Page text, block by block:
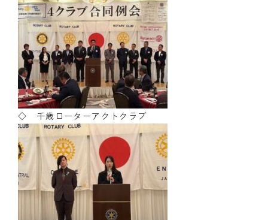
◇ 千歳ローターアクトクラブ